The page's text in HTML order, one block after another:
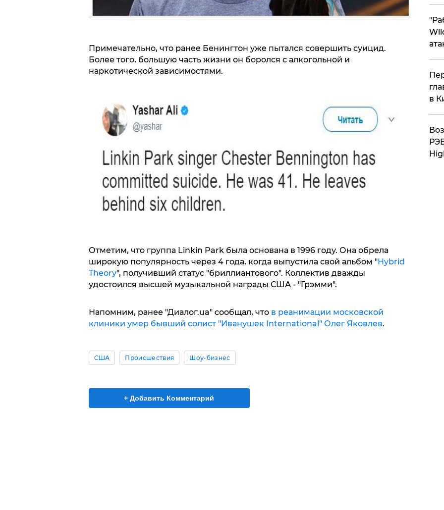
Примечательно, что ранее Бенингтон уже пытался совершить суицид.
Более того, большую часть жизни он боролся с алкогольной и
наркотической зависимостями.
Отметим, что группа Linkin Park была основана в 1996 году. Она обрела
широкую популярность через 4 года, когда выпустила свой альбом "Hybrid
Theory", получивший статус "бриллиантового". Коллектив дважды
удостоился высшей музыкальной награды США - "Грэмми".
Напомним, ранее "Диалог.ua" сообщал, что в реанимации московской
клиники умер бывший солист "Иванушек International" Олег Яковлев.
США Происшествия Шоу-бизнес
+ Добавить Комментарий
в